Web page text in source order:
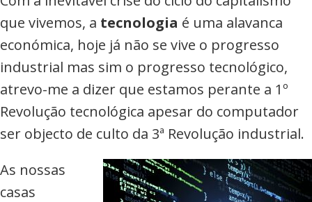
e-
commerce,
Adwords
e
muito
mais
que vivemos, a tecnologia é uma alavanca
económica, hoje já não se vive o progresso
industrial mas sim o progresso tecnológico,
atrevo-me a dizer que estamos perante a 1º
Revolução tecnológica apesar do computador
ser objecto de culto da 3ª Revolução industrial.
As nossas
casas